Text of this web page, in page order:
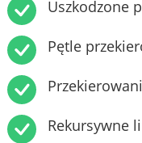
Uszkodzone
Pętle
Rekursywne